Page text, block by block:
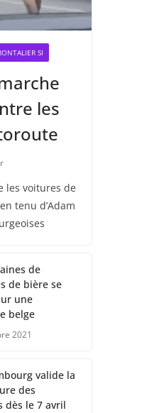
SI
les
les voitures de
tenu d’Adam
de
de bière se
une
belge
2021
valide la
des
dès le 7 avril